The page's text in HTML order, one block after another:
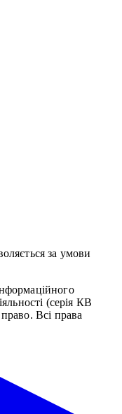
за умови
(серія КВ
Всі права